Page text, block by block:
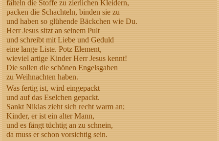
fälteln die Stoffe zu zierlichen Kleidern,
packen die Schachteln, binden sie zu
und haben so glühende Bäckchen wie Du.
Herr Jesus sitzt an seinem Pult
und schreibt mit Liebe und Geduld
eine lange Liste. Potz Element,
wieviel artige Kinder Herr Jesus kennt!
Die sollen die schönen Engelsgaben
zu Weihnachten haben.
Was fertig ist, wird eingepackt
und auf das Eselchen gepackt.
Sankt Niklas zieht sich recht warm an;
Kinder, er ist ein alter Mann,
und es fängt tüchtig an zu schnein,
da muss er schon vorsichtig sein.